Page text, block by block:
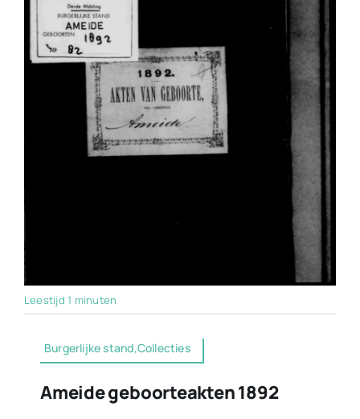
Leestijd 1 minuten
Burgerlijke stand,Collecties
Ameide geboorteakten 1892